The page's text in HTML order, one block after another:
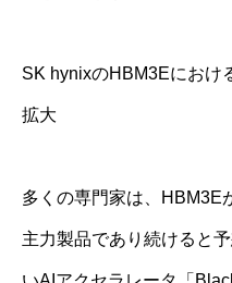
SK hynixのHBM3Eにおけ
拡大
多くの専門家は、HBM3E
主力製品であり続けると